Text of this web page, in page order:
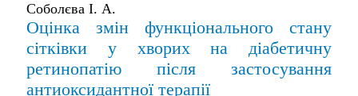
Соболєва І. А.
Оцінка змін функціонального стану
сітківки у хворих на діабетичну
ретинопатію після застосування
антиоксидантної терапії